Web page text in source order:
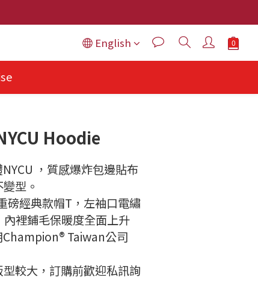
English
Hoodie
，質感爆炸包邊貼布
型。
經典款帽T，左袖口電繡
裡鋪毛保暖度全面上升
Taiwan公司
較大，訂購前歡迎私訊詢